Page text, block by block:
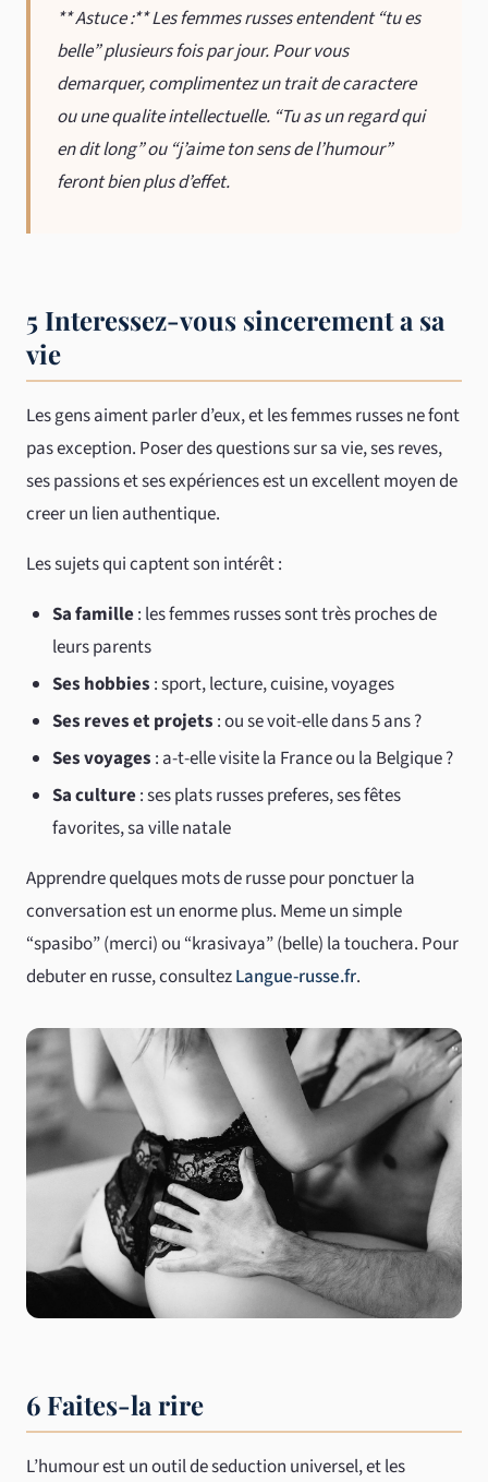
** Astuce :** Les femmes russes entendent “tu es
belle” plusieurs fois par jour. Pour vous
demarquer, complimentez un trait de caractere
ou une qualite intellectuelle. “Tu as un regard qui
en dit long” ou “j’aime ton sens de l’humour”
feront bien plus d’effet.
5 Interessez-vous sincerement a sa
vie
Les gens aiment parler d’eux, et les femmes russes ne font
pas exception. Poser des questions sur sa vie, ses reves,
ses passions et ses expériences est un excellent moyen de
creer un lien authentique.
Les sujets qui captent son intérêt :
Sa famille: les femmes russes sont très proches de
leurs parents
Ses hobbies : sport, lecture, cuisine, voyages
Ses reves et projets : ou se voit-elle dans 5 ans ?
Ses voyages : a-t-elle visite la France ou la Belgique ?
Sa culture: ses plats russes preferes, ses fêtes
favorites, sa ville natale
Apprendre quelques mots de russe pour ponctuer la
conversation est un enorme plus. Meme un simple
“spasibo” (merci) ou “krasivaya” (belle) la touchera. Pour
debuter en russe, consultezLangue-russe.fr.
6 Faites-la rire
L’humour est un outil de seduction universel, et les